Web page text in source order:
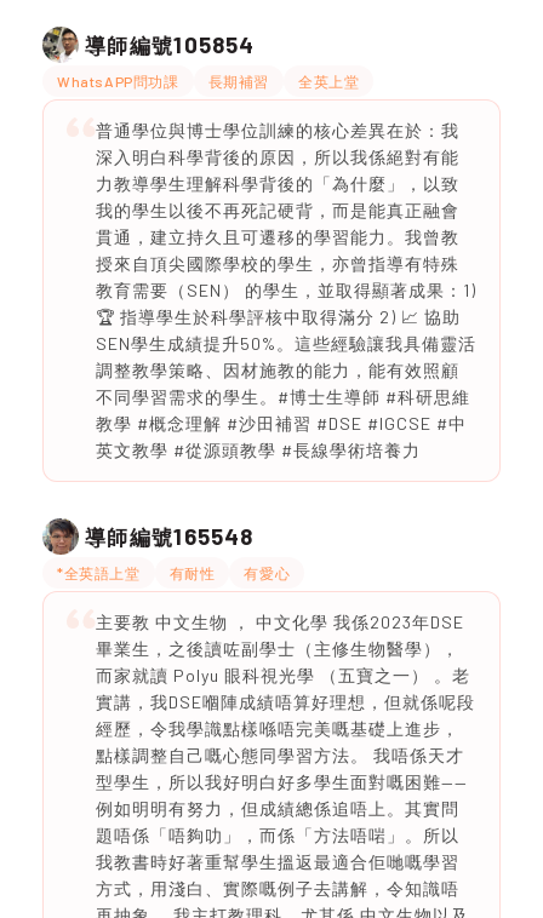
導師編號105854
WhatsAPP問功課 長期補習 全英上堂
普通學位與博士學位訓練的核心差異在於：我
深入明白科學背後的原因，所以我係絕對有能
力教導學生理解科學背後的「為什麼」，以致
我的學生以後不再死記硬背，而是能真正融會
貫通，建立持久且可遷移的學習能力。我曾教
授來自頂尖國際學校的學生，亦曾指導有特殊
教育需要（SEN） 的學生，並取得顯著成果：1)
🏆 指導學生於科學評核中取得滿分 2) 📈 協助
SEN學生成績提升50%。這些經驗讓我具備靈活
調整教學策略、因材施教的能力，能有效照顧
不同學習需求的學生。#博士生導師 #科研思維
教學 #概念理解 #沙田補習 #DSE #IGCSE #中
英文教學 #從源頭教學 #長線學術培養力
導師編號165548
*全英語上堂 有耐性 有愛心
主要教 中文生物 ， 中文化學 我係2023年DSE
畢業生，之後讀咗副學士（主修生物醫學），
而家就讀 Polyu 眼科視光學 （五寶之一） 。老
實講，我DSE嗰陣成績唔算好理想，但就係呢段
經歷，令我學識點樣喺唔完美嘅基礎上進步，
點樣調整自己嘅心態同學習方法。 我唔係天才
型學生，所以我好明白好多學生面對嘅困難——
例如明明有努力，但成績總係追唔上。其實問
題唔係「唔夠叻」，而係「方法唔啱」。所以
我教書時好著重幫學生搵返最適合佢哋嘅學習
方式，用淺白、實際嘅例子去講解，令知識唔